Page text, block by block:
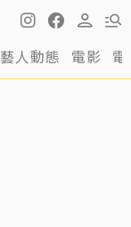
藝人動態 電影